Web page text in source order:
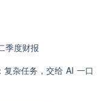
季度财报
杂任务，交给 AI 一口